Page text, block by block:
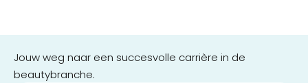
Jouw weg naar een succesvolle carrière in de
beautybranche.